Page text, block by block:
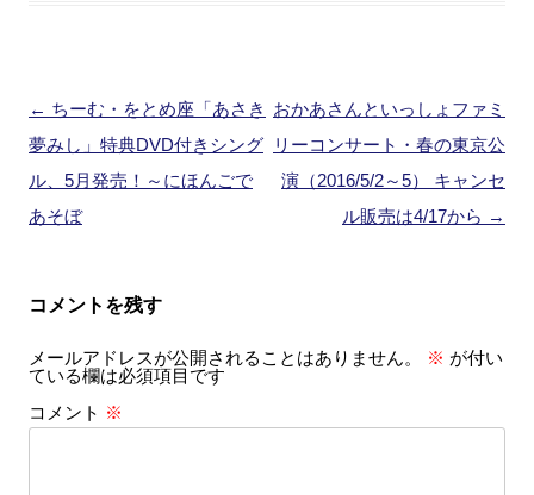
投
稿
ナ
ビ
ョ
← ちーむ・をとめ座「あさき
夢みし」特典DVD付きシング
ル、5月発売！～にほんごで
あそぼ
おかあさんといっしょファミ
リーコンサート・春の東京公
演（2016/5/2～5） キャンセ
ル販売は4/17から →
コメントを残す
メールアドレスが公開されることはありません。 ※ が付い
ている欄は必須項目です
コメント ※